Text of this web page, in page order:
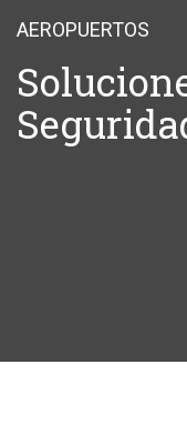
AEROPUERTOS